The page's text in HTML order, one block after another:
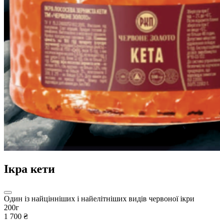
Ікра кети
Один із найцінніших і найелітніших видів червоної ікри
200г
1 700 ₴